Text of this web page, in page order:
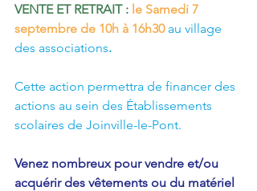
VENTE ET RETRAIT : le Samedi 7
septembre de 10h à 16h30 au village
des associations.
Cette action permettra de financer des
actions au sein des Établissements
scolaires de Joinville-le-Pont.
Venez nombreux pour vendre et/ou
acquérir des vêtements ou du matériel